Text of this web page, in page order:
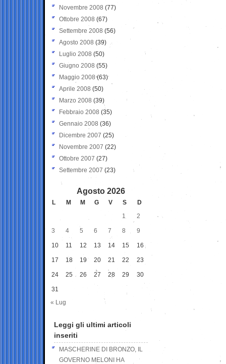
Novembre 2008 (77)
Ottobre 2008 (67)
Settembre 2008 (56)
Agosto 2008 (39)
Luglio 2008 (50)
Giugno 2008 (55)
Maggio 2008(63)
Aprile 2008 (50)
Marzo 2008 (39)
Febbraio 2008 (35)
Gennaio 2008 (36)
Dicembre 2007 (25)
Novembre 2007 (22)
Ottobre 2007 (27)
Settembre 2007 (23)
Agosto 2026
L M M G V S
D
1
2
3 4 5 6 7 8 9
10 11 12 13 14 15 16
17 18 19 20 21 22 23
24 25 26 27 28 29 30
31
« Lug
Leggi gli ultimi articoli
inseriti
MASCHERINE DI BRONZO, IL
GOVERNO MELONI HA